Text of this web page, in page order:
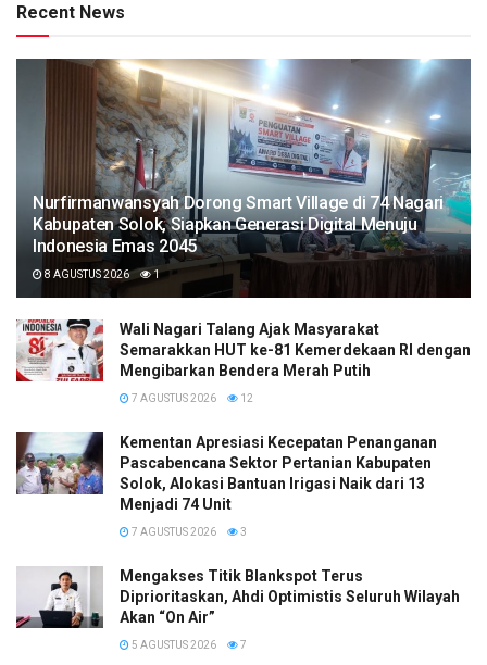
Recent News
Nurfirmanwansyah Dorong Smart Village di 74 Nagari
Kabupaten Solok, Siapkan Generasi Digital Menuju
Indonesia Emas 2045
8 AGUSTUS 2026 1
Wali Nagari Talang Ajak Masyarakat
Semarakkan HUT ke-81 Kemerdekaan RI dengan
Mengibarkan Bendera Merah Putih
7 AGUSTUS 2026 12
Kementan Apresiasi Kecepatan Penanganan
Pascabencana Sektor Pertanian Kabupaten
Solok, Alokasi Bantuan Irigasi Naik dari 13
Menjadi 74 Unit
7 AGUSTUS 2026 3
Mengakses Titik Blankspot Terus
Diprioritaskan, Ahdi Optimistis Seluruh Wilayah
Akan “On Air”
5 AGUSTUS 2026 7